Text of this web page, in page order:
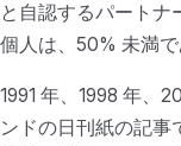
と自認するパートナ
個人は、50% 未満で
1991 年、1998 年、
ンドの日刊紙の記事